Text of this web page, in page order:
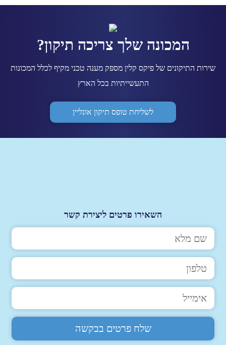
המכונה שלך צריכה תיקון?
שירות התיקונים של פיקס קלין מספק מענה טכני מקיף לכלל המכונות
התעשייתיות בכל הארץ
לשליחת טופס תיקון אונליין
השאירו פרטים ליצירת קשר